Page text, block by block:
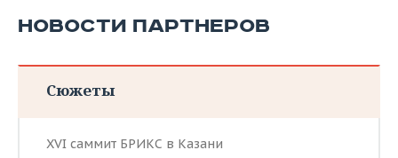
НОВОСТИ ПАРТНЕРОВ
Сюжеты
XVI саммит БРИКС в Казани